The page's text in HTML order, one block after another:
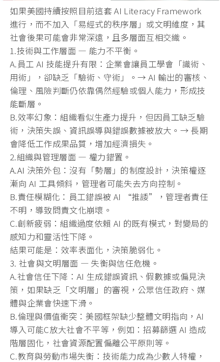
如果美國持續按照目前這套 AI Literacy Framework
進行，而不加入「易經式的秩序層」或文明維度，其
社會後果可能會非常深遠，且多層面互相交織。
1.技術與工作層面 — 能力不平衡。
A.員工 AI 技能提升有限：企業會讓員工學會「識術、
用術」，卻缺乏「驗術、 守術」。→ AI 輸出的審核、
倫理、風險判斷仍依靠偶然經驗或個人能力， 形成技
能斷層。
B.效率幻象：組織看似生產力提升，但因員工缺乏驗
術， 決策失誤、資訊誤導與錯誤數據被放大。→ 長期
會降低工作成果品質，增加經濟損失。
2.組織與管理層面 — 權力錯置。
A.AI 決策外包：沒有「勢層」的制度設計，決策權逐
漸向 AI 工具傾斜，管理者可能失去方向控制。
B.責任模糊化：員工錯誤被 AI “推諉”，管理者責任
不明，導致問責文化崩壞。
C.創新疲弱：組織過度依賴 AI 的既有模式，對變局的
感知力和靈活性下降。
結果可能是：效率表面化，決策脆弱化。
3. 社會與文明層面 — 失衡與信任危機。
A.社會信任下降：AI 生成錯誤資訊、假數據或偏見決
策，如果缺乏「文明層」的審視， 公眾信任政府、媒
體與企業會快速下滑。
B.倫理與價值衝突：美國框架缺少整體文明指向，AI
導入可能C放大社會不平等，例如：招募篩選 AI 造成
階層固化，社會資源配置偏離公平原則等。
C.教育與勞動市場失衡：技術能力成為少數人特權，